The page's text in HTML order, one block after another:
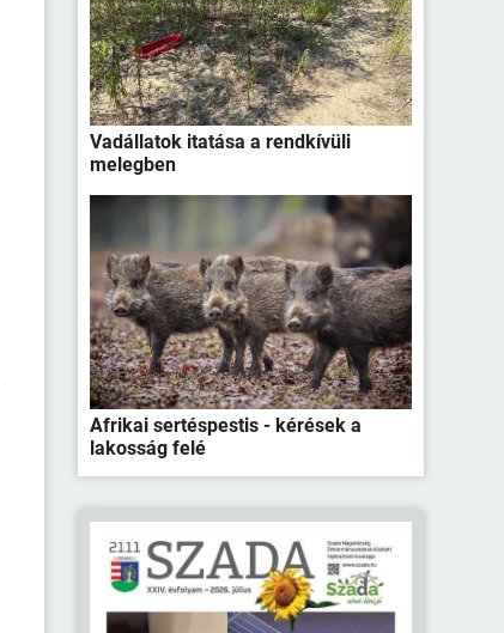
Vadállatok itatása a rendkívüli
melegben
Afrikai sertéspestis - kérések a
lakosság felé